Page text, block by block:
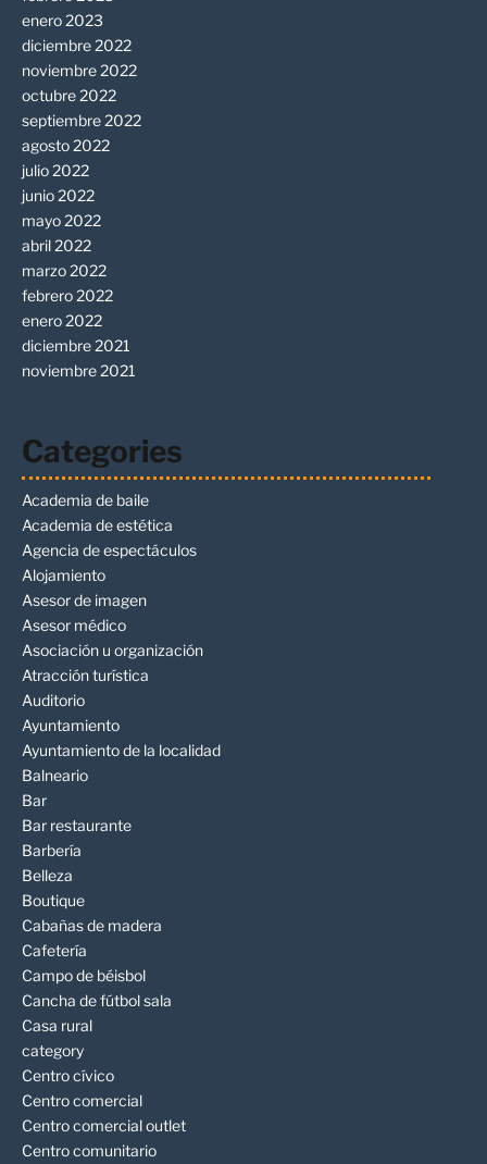
enero 2023
diciembre 2022
noviembre 2022
octubre 2022
septiembre 2022
agosto 2022
julio 2022
junio 2022
mayo 2022
abril 2022
marzo 2022
febrero 2022
enero 2022
diciembre 2021
noviembre 2021
Categories
Academia de baile
Academia de estética
Agencia de espectáculos
Alojamiento
Asesor de imagen
Asesor médico
Asociación u organización
Atracción turística
Auditorio
Ayuntamiento
Ayuntamiento de la localidad
Balneario
Bar
Bar restaurante
Barbería
Belleza
Boutique
Cabañas de madera
Cafetería
Campo de béisbol
Cancha de fútbol sala
Casa rural
category
Centro cívico
Centro comercial
Centro comercial outlet
Centro comunitario